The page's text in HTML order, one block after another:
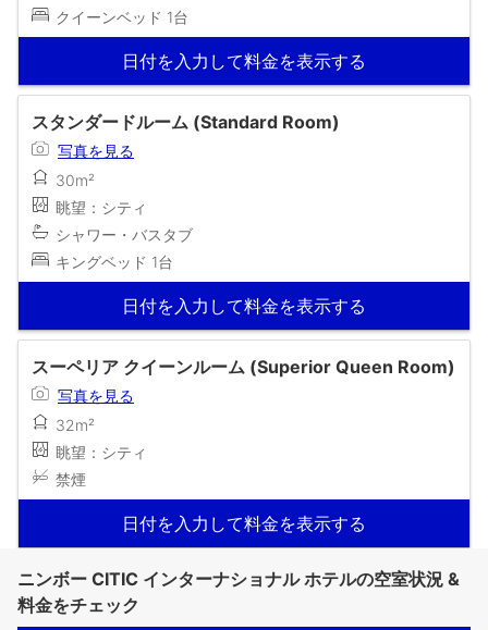
クイーンベッド 1台
日付を入力して料金を表示する
スタンダードルーム (Standard Room)
写真を見る
30m²
眺望：シティ
シャワー・バスタブ
キングベッド 1台
日付を入力して料金を表示する
スーペリア クイーンルーム (Superior Queen Room)
写真を見る
32m²
眺望：シティ
禁煙
日付を入力して料金を表示する
ニンボー CITIC インターナショナル ホテルの空室状況 &
料金をチェック